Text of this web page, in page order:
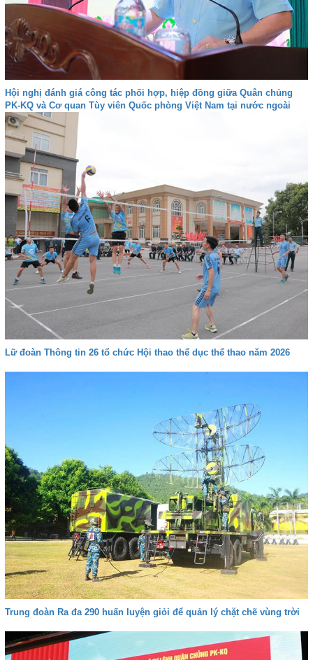
Hội nghị đánh giá công tác phối hợp, hiệp đồng giữa Quân chủng
PK-KQ và Cơ quan Tùy viên Quốc phòng Việt Nam tại nước ngoài
Lữ đoàn Thông tin 26 tổ chức Hội thao thể dục thể thao năm 2026
Trung đoàn Ra đa 290 huấn luyện giỏi để quản lý chặt chẽ vùng trời